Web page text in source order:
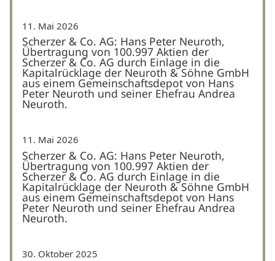
11. Mai 2026
Scherzer & Co. AG: Hans Peter Neuroth,
Übertragung von 100.997 Aktien der
Scherzer & Co. AG durch Einlage in die
Kapitalrücklage der Neuroth & Söhne GmbH
aus einem Gemeinschaftsdepot von Hans
Peter Neuroth und seiner Ehefrau Andrea
Neuroth.
11. Mai 2026
Scherzer & Co. AG: Hans Peter Neuroth,
Übertragung von 100.997 Aktien der
Scherzer & Co. AG durch Einlage in die
Kapitalrücklage der Neuroth & Söhne GmbH
aus einem Gemeinschaftsdepot von Hans
Peter Neuroth und seiner Ehefrau Andrea
Neuroth.
30. Oktober 2025